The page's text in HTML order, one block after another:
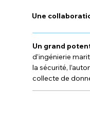
Une
Un grand
d’ingénierie
la sécurité,
collecte de